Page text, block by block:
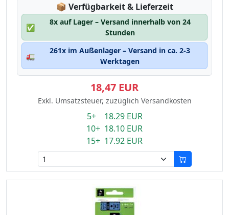
📦 Lagerstatus:
Verfügbarkeit & Lieferzeit
✅
8x auf Lager – Versand innerhalb von 24
Stunden
🚛
261x im Außenlager – Versand in ca. 2-3
Werktagen
18,47 EUR
Exkl. Umsatzsteuer, zuzüglich Versandkosten
5+ 18.29 EUR
10+ 18.10 EUR
15+ 17.92 EUR